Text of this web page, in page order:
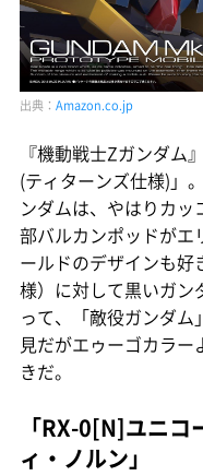
出典： Amazon.co.jp
『機動戦士Zガンダム
(ティターンズ仕様)」
ンダムは、やはりカ
部バルカンポッドがエ
ールドのデザインも
様）に対して黒いガン
って、「敵役ガンダ
見だがエゥーゴカラ
きだ。
「RX-0[N]ユニ
ィ・ノルン」